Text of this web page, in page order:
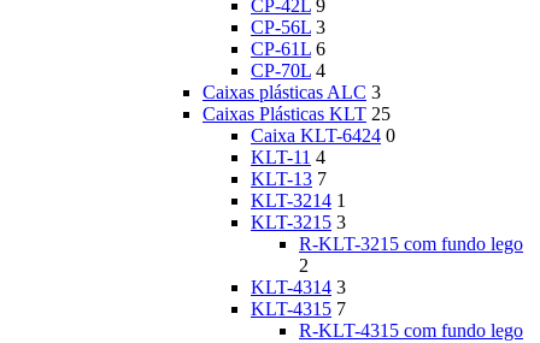
CP-42L 9
CP-56L 3
CP-61L 6
CP-70L 4
Caixas plásticas ALC 3
Caixas Plásticas KLT 25
Caixa KLT-6424 0
KLT-11 4
KLT-13 7
KLT-3214 1
KLT-3215 3
R-KLT-3215 com fundo lego
2
KLT-4314 3
KLT-4315 7
R-KLT-4315 com fundo lego